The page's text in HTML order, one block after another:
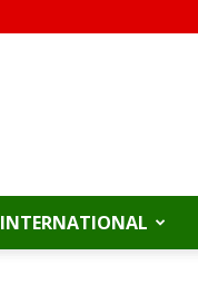
INTERNATIONAL